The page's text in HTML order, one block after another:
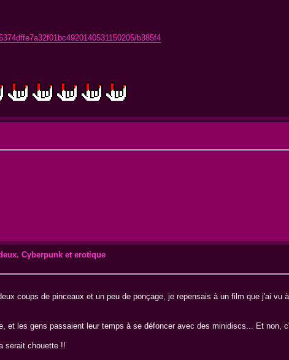
b385f4
Cyberpunk et erotique
coups de pinceaux et un peu de ponçage, je repensais à un film que j'ai
et les gens passaient leur temps à se défoncer avec des minidiscs... Et
serait chouette !!